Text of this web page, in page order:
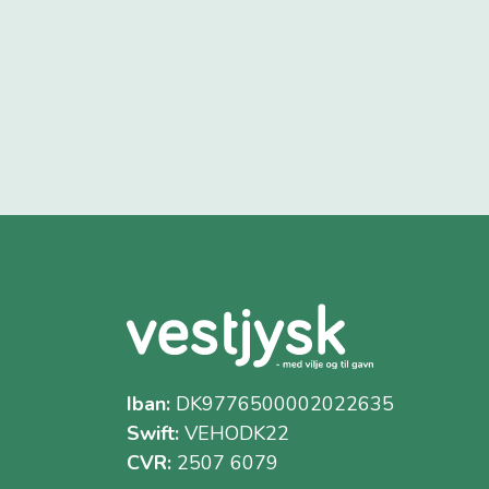
Iban:DK9776500002022635
Swift:VEHODK22
CVR:2507 6079